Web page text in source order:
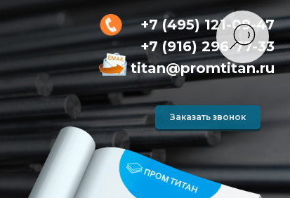
+7 (495) 121-09-47
+7 (916) 296-77-33
titan@promtitan.ru
Заказать звонок